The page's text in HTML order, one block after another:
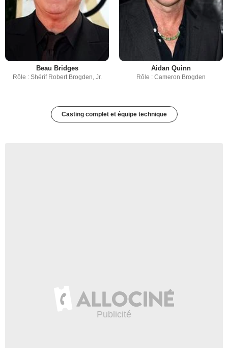
Beau Bridges
Rôle : Shérif Robert Brogden, Jr.
Aidan Quinn
Rôle : Cameron Brogden
Casting complet et équipe technique